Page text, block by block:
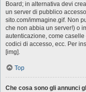
Board; in alternativa devi
un server di pubblico
sito.com/immagine.gif. Non
che non abbia un server!) o
autenticazione, come
codici di accesso, ecc. Per
[img].
Top
Che cosa sono gli annunci